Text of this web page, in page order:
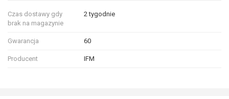
Czas dostawy gdy
brak na magazynie
2 tygodnie
Gwarancja 60
Producent IFM